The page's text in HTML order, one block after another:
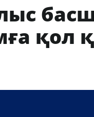
қол